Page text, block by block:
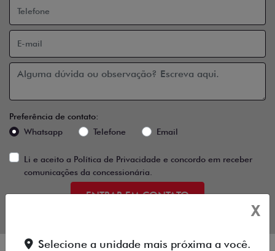
Preferência de contato:
Whatsapp
Telefone Email
Li e aceito a Política de Privacidade e concordo em receber
comunicações da concessionária.
ENTRAR EM CONTATO
X
Selecione a unidade mais próxima a você.